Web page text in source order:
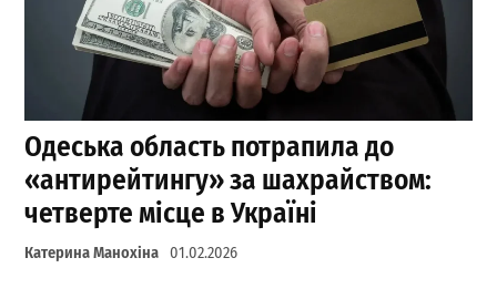
Одеська область потрапила до
«антирейтингу» за шахрайством:
четверте місце в Україні
Катерина Манохіна 01.02.2026